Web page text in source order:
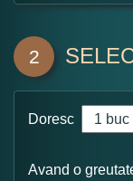
2
Doresc
Avand o